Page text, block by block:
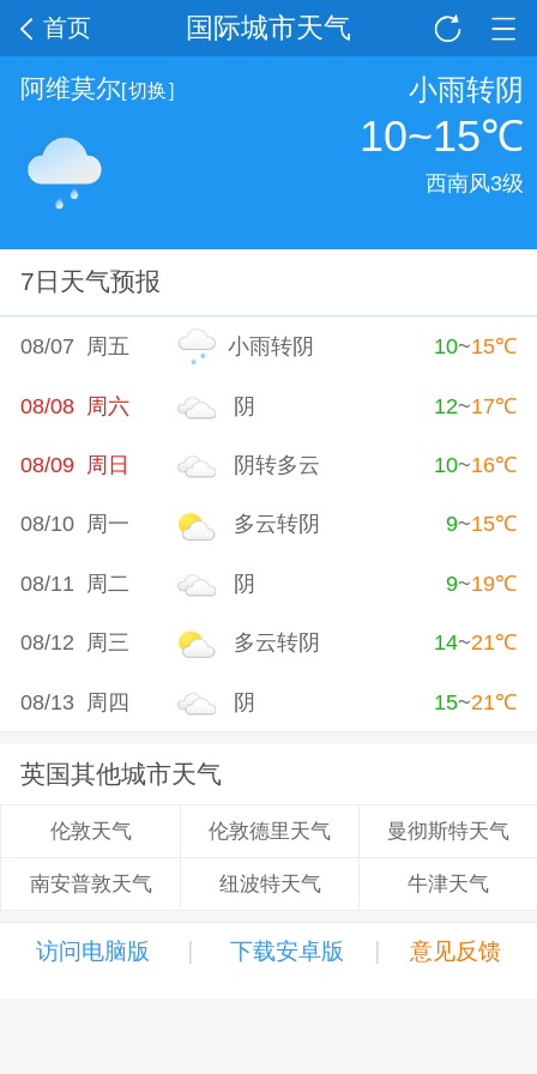
国际城市天气
首页
阿维莫尔[切换] 小雨转阴
10~15℃
西南风3级
7日天气预报
08/07 周五 小雨转阴 10~15℃
08/08 周六 阴 12~17℃
08/09 周日 阴转多云 10~16℃
08/10 周一 多云转阴 9~15℃
08/11 周二 阴 9~19℃
08/12 周三 多云转阴 14~21℃
08/13 周四 阴 15~21℃
英国其他城市天气
伦敦天气 伦敦德里天气 曼彻斯特天气
南安普敦天气 纽波特天气 牛津天气
访问电脑版 | 下载安卓版 | 意见反馈